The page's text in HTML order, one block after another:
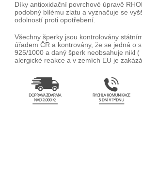
Díky antioxidační povrchové úpravě
podobný bílému zlatu a vyznačuje se
odolností proti opotřebení.
Všechny šperky jsou kontrolovány
úřadem ČR a kontrovány, že se jedná o
925/1000 a daný šperk neobsahuje nikl (
alergické reakce a v zemích EU je